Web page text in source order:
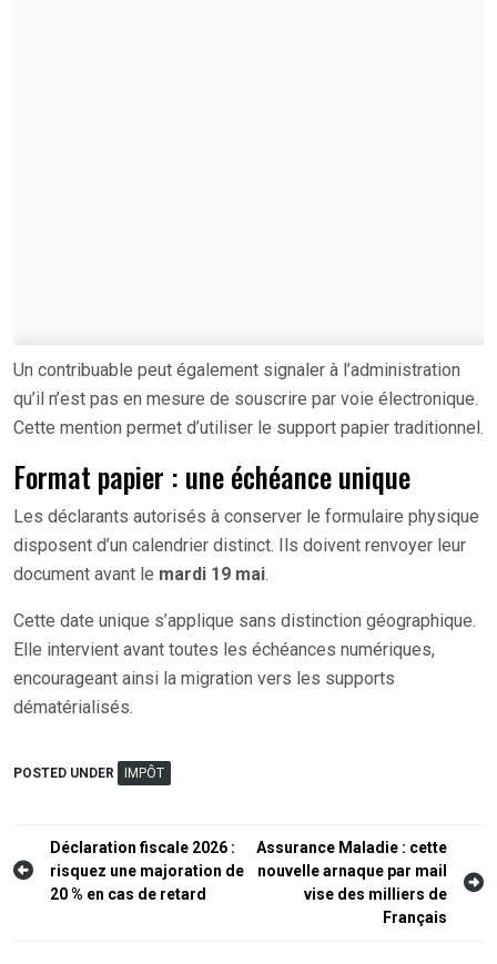
Un contribuable peut également signaler à l’administration
qu’il n’est pas en mesure de souscrire par voie électronique.
Cette mention permet d’utiliser le support papier traditionnel.
Format papier : une échéance unique
Les déclarants autorisés à conserver le formulaire physique
disposent d’un calendrier distinct. Ils doivent renvoyer leur
document avant le mardi 19 mai.
Cette date unique s’applique sans distinction géographique.
Elle intervient avant toutes les échéances numériques,
encourageant ainsi la migration vers les supports
dématérialisés.
POSTED UNDER IMPÔT
Navigation
de
Déclaration fiscale 2026 :
risquez une majoration de
20 % en cas de retard
Assurance Maladie : cette
nouvelle arnaque par mail
vise des milliers de
Français